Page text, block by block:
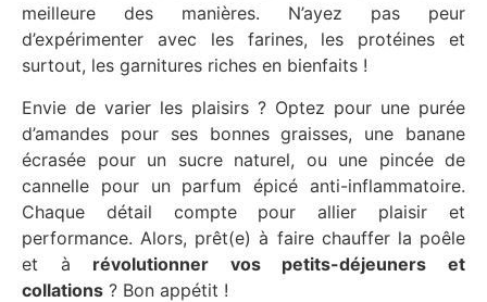
meilleure des manières. N’ayez pas peur
d’expérimenter avec les farines, les protéines et
surtout, les garnitures riches en bienfaits !
Envie de varier les plaisirs ? Optez pour une purée
d’amandes pour ses bonnes graisses, une banane
écrasée pour un sucre naturel, ou une pincée de
cannelle pour un parfum épicé anti-inflammatoire.
Chaque détail compte pour allier plaisir et
performance. Alors, prêt(e) à faire chauffer la poêle
et à révolutionner vos petits-déjeuners et
collations ? Bon appétit !